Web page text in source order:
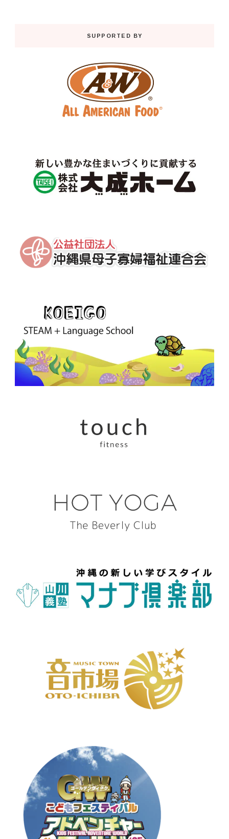
SUPPORTED BY